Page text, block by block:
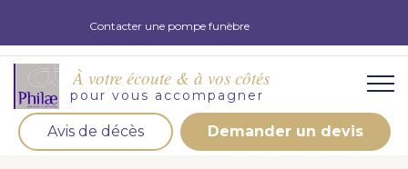
Contacter une pompe funèbre
À votre écoute & à vos côtés
pour vous accompagner
Avis de décès Demander un devis